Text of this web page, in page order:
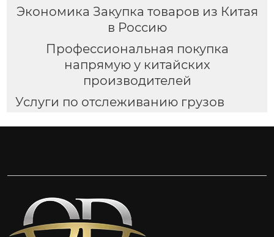
Экономика Закупка товаров из Китая
в Россию
Профессиональная покупка
напрямую у китайских
производителей
Услуги по отслеживанию грузов